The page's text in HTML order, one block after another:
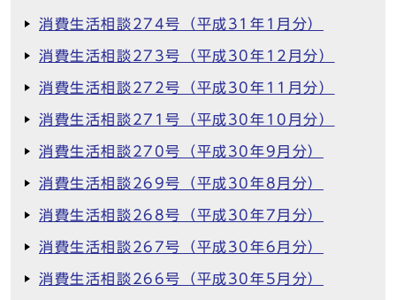
消費生活相談274号（平成31年1月分）
消費生活相談273号（平成30年12月分）
消費生活相談272号（平成30年11月分）
消費生活相談271号（平成30年10月分）
消費生活相談270号（平成30年9月分）
消費生活相談269号（平成30年8月分）
消費生活相談268号（平成30年7月分）
消費生活相談267号（平成30年6月分）
消費生活相談266号（平成30年5月分）